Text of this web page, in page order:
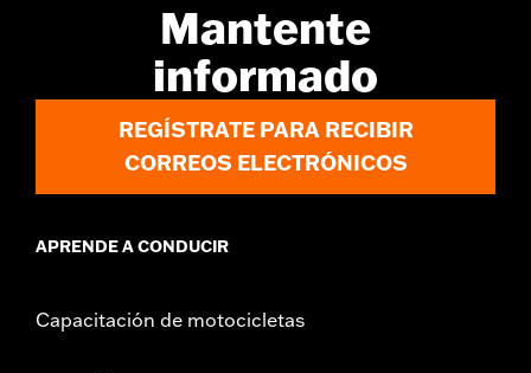
Mantente
informado
REGÍSTRATE PARA RECIBIR
CORREOS ELECTRÓNICOS
APRENDE A CONDUCIR
Capacitación de motocicletas